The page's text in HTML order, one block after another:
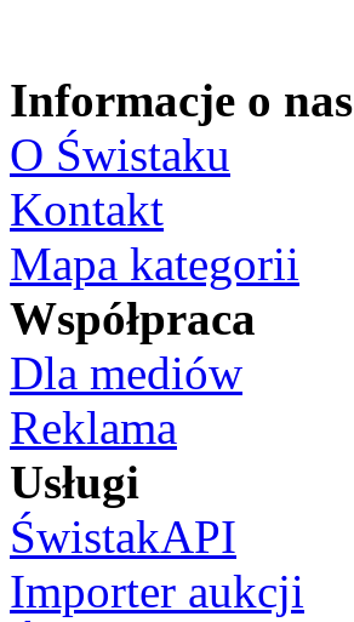
Informacje o nas
O Świstaku
Kontakt
Mapa kategorii
Współpraca
Dla mediów
Reklama
Usługi
ŚwistakAPI
Importer aukcji